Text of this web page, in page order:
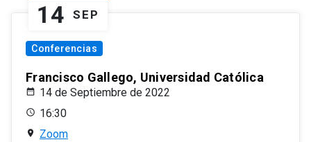
14 SEP
Conferencias
Francisco Gallego, Universidad Católica
14 de Septiembre de 2022
16:30
Zoom